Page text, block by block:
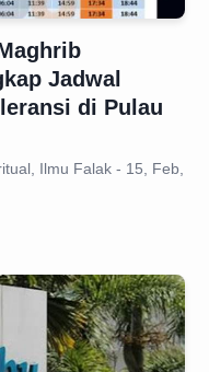
Jadwal
di Pulau
Ilmu Falak - 15, Feb,